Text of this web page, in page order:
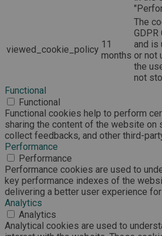
viewed_cookie_policy 11
months
The
and is
or not
the
not
Functional
Functional
Functional cookies help to perform
sharing the content of the website on
collect feedbacks, and other third-
Performance
Performance
Performance cookies are used to
key performance indexes of the
delivering a better user experience
Analytics
Analytics
Analytical cookies are used to